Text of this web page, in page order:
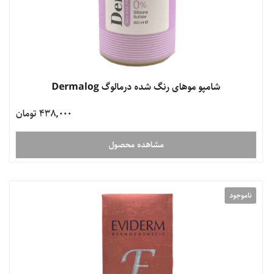
شامپو موهای رنگ شده درمالوگ Dermalog
438,000 تومان
مشاهده محصول
ناموجود